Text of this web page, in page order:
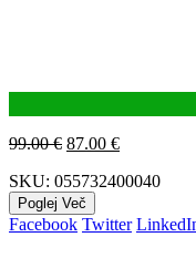
99.00€ 87.00 €
SKU: 055732400040
Poglej Več
Facebook Twitter